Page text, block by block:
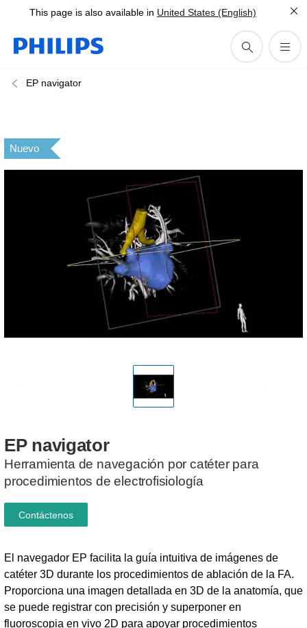
This page is also available in United States (English)
EP navigator
Nuevo
EP navigator
Herramienta de navegación por catéter para
procedimientos de electrofisiología
El navegador EP facilita la guía intuitiva de imágenes de
catéter 3D durante los procedimientos de ablación de la FA.
Proporciona una imagen detallada en 3D de la anatomía, que
se puede registrar con precisión y superponer en
fluoroscopia en vivo 2D para apoyar procedimientos
Contáctenos